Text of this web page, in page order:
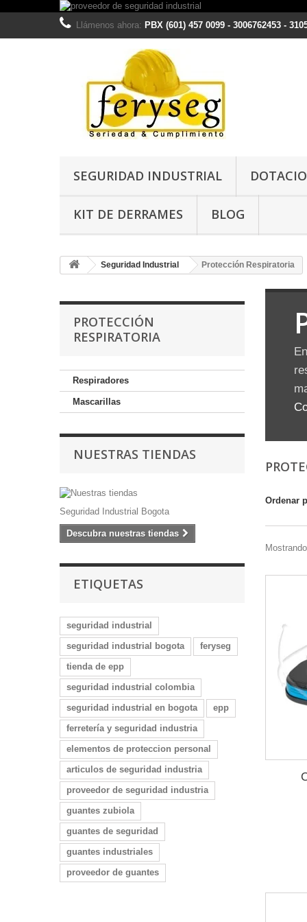
Llámenos ahora: PBX (601) 457 0099 - 3006762453 -
SEGURIDAD INDUSTRIAL
KIT DE DERRAMES BLOG
Seguridad Industrial Protección Respiratoria
PROTECCIÓN
RESPIRATORIA
Respiradores
Mascarillas
NUESTRAS TIENDAS
Seguridad Industrial Bogota
Descubra nuestras tiendas
ETIQUETAS
seguridad industrial
seguridad industrial bogota
feryseg
tienda de epp
seguridad industrial colombia
seguridad industrial en bogota
epp
ferretería y seguridad industria
elementos de proteccion personal
articulos de seguridad industria
proveedor de seguridad industria
guantes zubiola
guantes de seguridad
guantes industriales
proveedor de guantes
Ordenar